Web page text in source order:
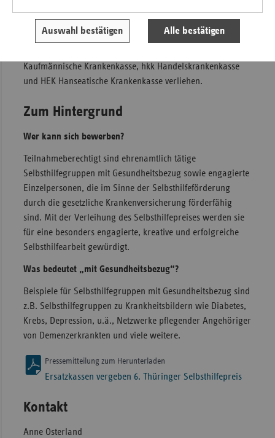
Auswahl bestätigen Alle bestätigen
Der Thüringer Selbsthilfepreis wird seit 2016 im Zwei-
Jahres-Rhythmus von den sechs Ersatzkassen Techniker
Kaufmännische Krankenkasse, hkk Handelskrankenkasse
und HEK Hanseatische Krankenkasse verliehen.
Zum Hintergrund
Wer kann sich bewerben?
Teilnahmeberechtigt sind ehrenamtlich tätige
Selbsthilfegruppen mit Gesundheitsbezug sowie engagierte
Einzelpersonen, die im Sinne der Selbsthilfeförderung
durch die gesetzliche Krankenversicherung förderfähig
sind. Mit der Verleihung des Selbsthilfepreises werden sie
für eine besonders engagierte, kreative und erfolgreiche
Selbsthilfearbeit gewürdigt.
Was bedeutet „mit Gesundheitsbezug“?
Beispiele für Selbsthilfegruppen mit Gesundheitsbezug sind
z.B. Selbsthilfegruppen zu Krankheitsbildern wie Diabetes,
Krebs, Depression, u.ä., Netzwerke pflegender Angehöriger
von Demenzerkrankten und viele weitere.
Pressemitteilung zum Herunterladen
Ersatzkassen vergeben 6. Thüringer Selbsthilfepreis
Kontakt
Anne Osterland